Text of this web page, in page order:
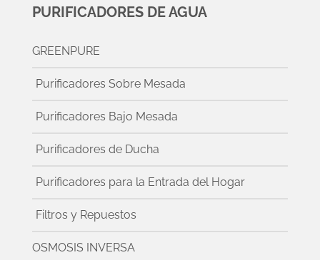
PURIFICADORES DE AGUA
GREENPURE
Purificadores Sobre Mesada
Purificadores Bajo Mesada
Purificadores de Ducha
Purificadores para la Entrada del Hogar
Filtros y Repuestos
OSMOSIS INVERSA